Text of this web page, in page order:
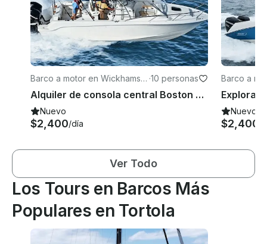
Barco a motor en Wickhams C
ay 1
·10 personas
Alquiler de consola central Boston Whaler en Road Town, Tortola
Nuevo
$2,400/día
Barco a
ay 1
Nuevo
$2,400
Ver Todo
Los Tours en Barcos Más
Populares en Tortola